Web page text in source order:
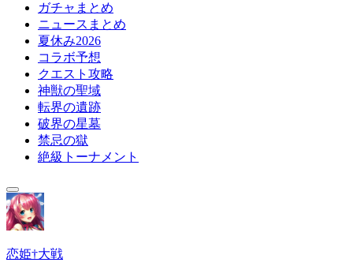
ガチャまとめ
ニュースまとめ
夏休み2026
コラボ予想
クエスト攻略
神獣の聖域
転界の遺跡
破界の星墓
禁忌の獄
絶級トーナメント
恋姫†大戦